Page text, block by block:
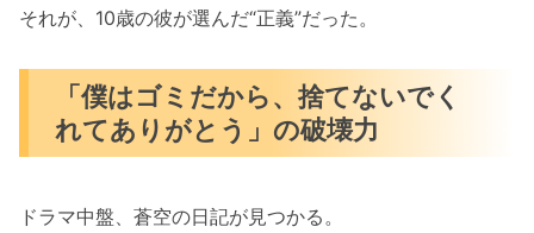
それが、10歳の彼が選んだ“正義”だった。
「僕はゴミだから、捨てないでく
れてありがとう」の破壊力
ドラマ中盤、蒼空の日記が見つかる。